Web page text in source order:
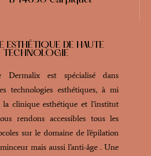
ESTHÉTIQUE DE HAUTE
TECHNOLOGIE
Dermalix est spécialisé dans
technologies esthétiques, à mi
clinique esthétique et l’institut
rendons accessibles tous les
sur le domaine de l’épilation
mais aussi l’anti-âge . Une